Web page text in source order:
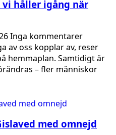
vi håller igång när
Inga kommentarer
av oss kopplar av, reser
hemmaplan. Samtidigt är
– fler människor
med omnejd